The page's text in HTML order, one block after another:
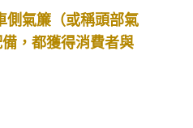
側氣簾（或稱頭部氣
，都獲得消費者與